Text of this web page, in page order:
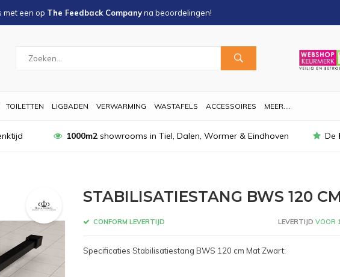
met een op The Feedback Companyna beoordelingen!
TOILETTEN LIGBADEN VERWARMING WASTAFELS ACCESSOIRES MEER....
1000m2showrooms in Tiel, Dalen, Wormer & Eindhoven De
STABILISATIESTANG BWS 120
CONFORM LEVERTIJD LEVERTIJD VOOR
Specificaties Stabilisatiestang BWS 120 cm Mat Zwart: